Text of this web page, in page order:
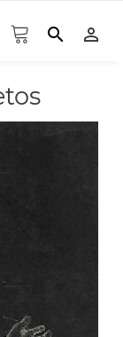
search person_outline